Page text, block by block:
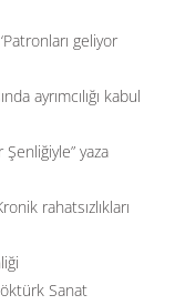
geliyor
ayrımcılığı kabul
Şenliğiyle” yaza
rahatsızlıkları
Sanat